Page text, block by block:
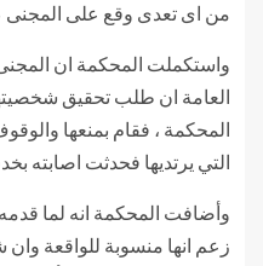
من اى تعدى وقع على المجنى
واستكملت المحكمة ان المجنى
العامة ان طلب تحقيق
المحكمة ، فقام بمنعها
التي يرتديها فحدثت اصابته
وأضافت المحكمة انه لما
زعم انها منسوبة للواقعة وان